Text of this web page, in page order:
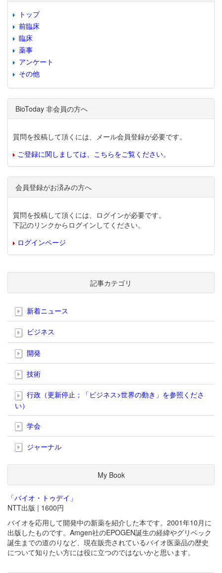
トップ
前臨床
臨床
薬事
アンケート
その他
BioToday 非会員の方へ
質問を投稿して頂くには、メール会員登録が必要です。
ご登録に関しましては、こちらをご覧ください。
会員登録がお済みの方へ
質問を投稿して頂くには、ログインが必要です。
下記のリンクからログインしてください。
ログインページ
記事カテゴリ
新着ニュース
ビジネス
開発
技術
行政（更新停止；「ビジネス>世界の動き」を参照くださ
い）
学会
ジャーナル
My Book
「バイオ・トゥデイ」
NTT出版 | 1600円
バイオを応用して開発中の新薬を紹介した本です。2001年10月に
出版したものです。Amgen社のEPOGEN誕生の経緯やグリベック
誕生までの道のりなど、現在販売されているバイオ医薬品の歴史
について知りたい方には役に立つのではないかと思います。